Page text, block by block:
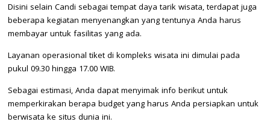
Disini selain Candi sebagai tempat daya tarik wisata, terdapat juga
beberapa kegiatan menyenangkan yang tentunya Anda harus
membayar untuk fasilitas yang ada.
Layanan operasional tiket di kompleks wisata ini dimulai pada
pukul 09.30 hingga 17.00 WIB.
Sebagai estimasi, Anda dapat menyimak info berikut untuk
memperkirakan berapa budget yang harus Anda persiapkan untuk
berwisata ke situs dunia ini.